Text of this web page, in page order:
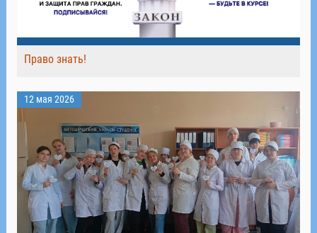
Право знать!
12 мая 2026